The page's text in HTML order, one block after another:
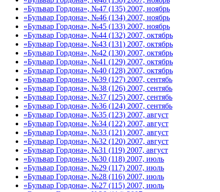
«Бульвар Гордона», №47 (135) 2007, ноябрь
«Бульвар Гордона», №46 (134) 2007, ноябрь
«Бульвар Гордона», №45 (133) 2007, ноябрь
«Бульвар Гордона», №44 (132) 2007, октябрь
«Бульвар Гордона», №43 (131) 2007, октябрь
«Бульвар Гордона», №42 (130) 2007, октябрь
«Бульвар Гордона», №41 (129) 2007, октябрь
«Бульвар Гордона», №40 (128) 2007, октябрь
«Бульвар Гордона», №39 (127) 2007, сентябь
«Бульвар Гордона», №38 (126) 2007, сентябь
«Бульвар Гордона», №37 (125) 2007, сентябь
«Бульвар Гордона», №36 (124) 2007, сентябь
«Бульвар Гордона», №35 (123) 2007, август
«Бульвар Гордона», №34 (122) 2007, август
«Бульвар Гордона», №33 (121) 2007, август
«Бульвар Гордона», №32 (120) 2007, август
«Бульвар Гордона», №31 (119) 2007, август
«Бульвар Гордона», №30 (118) 2007, июль
«Бульвар Гордона», №29 (117) 2007, июль
«Бульвар Гордона», №28 (116) 2007, июль
«Бульвар Гордона», №27 (115) 2007, июль